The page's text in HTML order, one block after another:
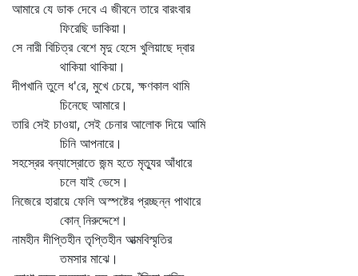
আমারে যে ডাক দেবে এ জীবনে তারে বারংবার
ফিরেছি ডাকিয়া।
সে নারী বিচিত্র বেশে মৃদু হেসে খুলিয়াছে দ্বার
থাকিয়া থাকিয়া।
দীপখানি তুলে ধ'রে, মুখে চেয়ে, ক্ষণকাল থামি
চিনেছে আমারে।
তারি সেই চাওয়া, সেই চেনার আলোক দিয়ে আমি
চিনি আপনারে।
সহস্রের বন্যাস্রোতে জন্ম হতে মৃত্যুর আঁধারে
চলে যাই ভেসে।
নিজেরে হারায়ে ফেলি অস্পষ্টের প্রচ্ছন্ন পাথারে
কোন্‌ নিরুদ্দেশে।
নামহীন দীপ্তিহীন তৃপ্তিহীন আত্মবিস্মৃতির
তমসার মাঝে।